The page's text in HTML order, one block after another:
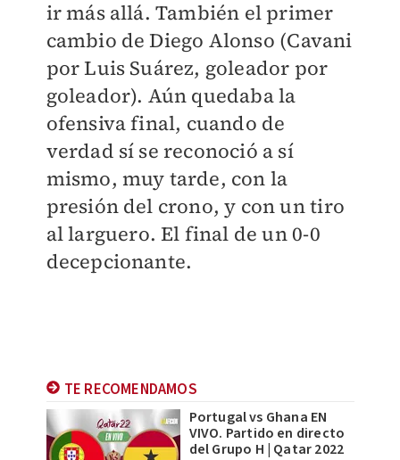
ir más allá. También el primer
cambio de Diego Alonso (Cavani
por Luis Suárez, goleador por
goleador). Aún quedaba la
ofensiva final, cuando de
verdad sí se reconoció a sí
mismo, muy tarde, con la
presión del crono, y con un tiro
al larguero. El final de un 0-0
decepcionante.
TE RECOMENDAMOS
Portugal vs Ghana EN
VIVO. Partido en directo
del Grupo H | Qatar 2022